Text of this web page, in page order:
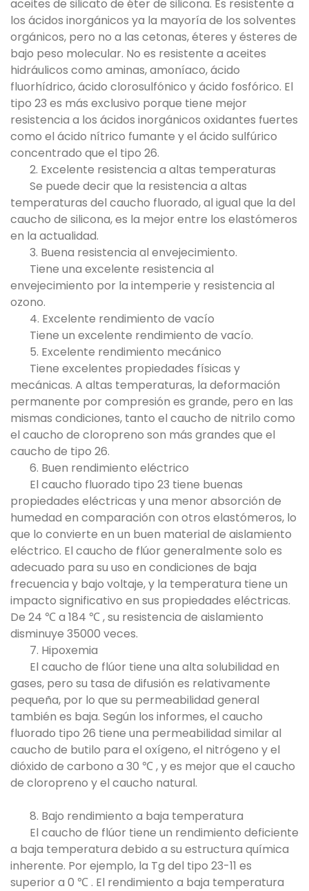
aceites de silicato de éter de silicona. Es resistente a
los ácidos inorgánicos ya la mayoría de los solventes
orgánicos, pero no a las cetonas, éteres y ésteres de
bajo peso molecular. No es resistente a aceites
hidráulicos como aminas, amoníaco, ácido
fluorhídrico, ácido clorosulfónico y ácido fosfórico. El
tipo 23 es más exclusivo porque tiene mejor
resistencia a los ácidos inorgánicos oxidantes fuertes
como el ácido nítrico fumante y el ácido sulfúrico
concentrado que el tipo 26.
2. Excelente resistencia a altas temperaturas
Se puede decir que la resistencia a altas
temperaturas del caucho fluorado, al igual que la del
caucho de silicona, es la mejor entre los elastómeros
en la actualidad.
3. Buena resistencia al envejecimiento.
Tiene una excelente resistencia al
envejecimiento por la intemperie y resistencia al
ozono.
4. Excelente rendimiento de vacío
Tiene un excelente rendimiento de vacío.
5. Excelente rendimiento mecánico
Tiene excelentes propiedades físicas y
mecánicas. A altas temperaturas, la deformación
permanente por compresión es grande, pero en las
mismas condiciones, tanto el caucho de nitrilo como
el caucho de cloropreno son más grandes que el
caucho de tipo 26.
6. Buen rendimiento eléctrico
El caucho fluorado tipo 23 tiene buenas
propiedades eléctricas y una menor absorción de
humedad en comparación con otros elastómeros, lo
que lo convierte en un buen material de aislamiento
eléctrico. El caucho de flúor generalmente solo es
adecuado para su uso en condiciones de baja
frecuencia y bajo voltaje, y la temperatura tiene un
impacto significativo en sus propiedades eléctricas.
De 24 ℃ a 184 ℃ , su resistencia de aislamiento
disminuye 35000 veces.
7. Hipoxemia
El caucho de flúor tiene una alta solubilidad en
gases, pero su tasa de difusión es relativamente
pequeña, por lo que su permeabilidad general
también es baja. Según los informes, el caucho
fluorado tipo 26 tiene una permeabilidad similar al
caucho de butilo para el oxígeno, el nitrógeno y el
dióxido de carbono a 30 ℃ , y es mejor que el caucho
de cloropreno y el caucho natural.
8. Bajo rendimiento a baja temperatura
El caucho de flúor tiene un rendimiento deficiente
a baja temperatura debido a su estructura química
inherente. Por ejemplo, la Tg del tipo 23-11 es
superior a 0 ℃ . El rendimiento a baja temperatura